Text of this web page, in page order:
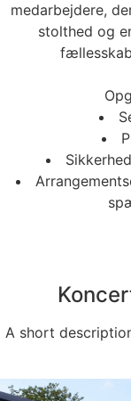
medarbejdere,
stolthed og
A short